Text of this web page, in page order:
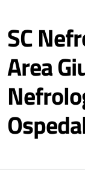
SC
Area